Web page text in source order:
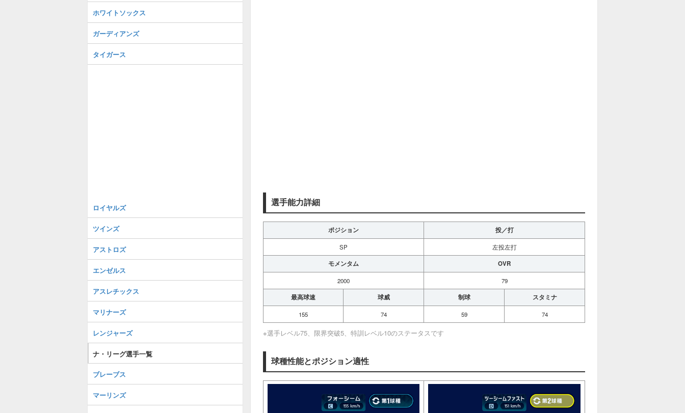
選手能力詳細
ポジション 投／打
SP 左投左打
モメンタム OVR
2000 79
最高球速 球威 制球 スタミナ
155 74 59 74
※選手レベル75、限界突破5、特訓レベル10のステータスです
球種性能とポジション適性
ホワイトソックス
ガーディアンズ
タイガース
ロイヤルズ
ツインズ
アストロズ
エンゼルス
アスレチックス
マリナーズ
レンジャーズ
ナ・リーグ選手一覧
ブレーブス
マーリンズ